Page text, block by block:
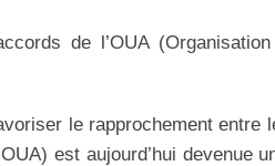
de l’OUA (Organisation
le rapprochement entre
est aujourd’hui devenue